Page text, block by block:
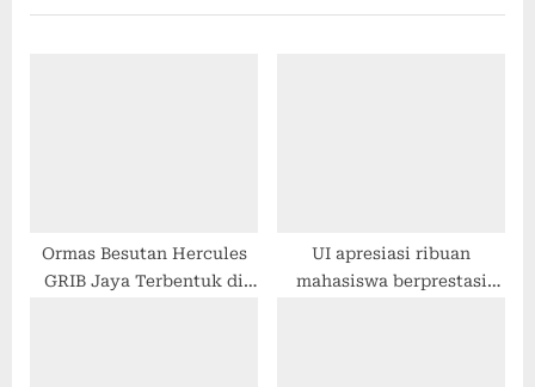
Ormas Besutan Hercules
GRIB Jaya Terbentuk di
UI apresiasi ribuan
mahasiswa berprestasi